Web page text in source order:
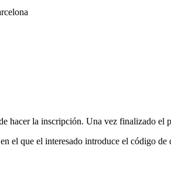
hacer la inscripción. Una vez finalizado el
el que el interesado introduce el código